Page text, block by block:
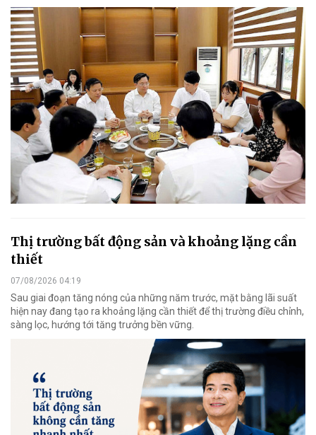
Thị trường bất động sản và khoảng lặng cần
thiết
07/08/2026 04:19
Sau giai đoạn tăng nóng của những năm trước, mặt bằng lãi suất
hiện nay đang tạo ra khoảng lặng cần thiết để thị trường điều chỉnh,
sàng lọc, hướng tới tăng trưởng bền vững.